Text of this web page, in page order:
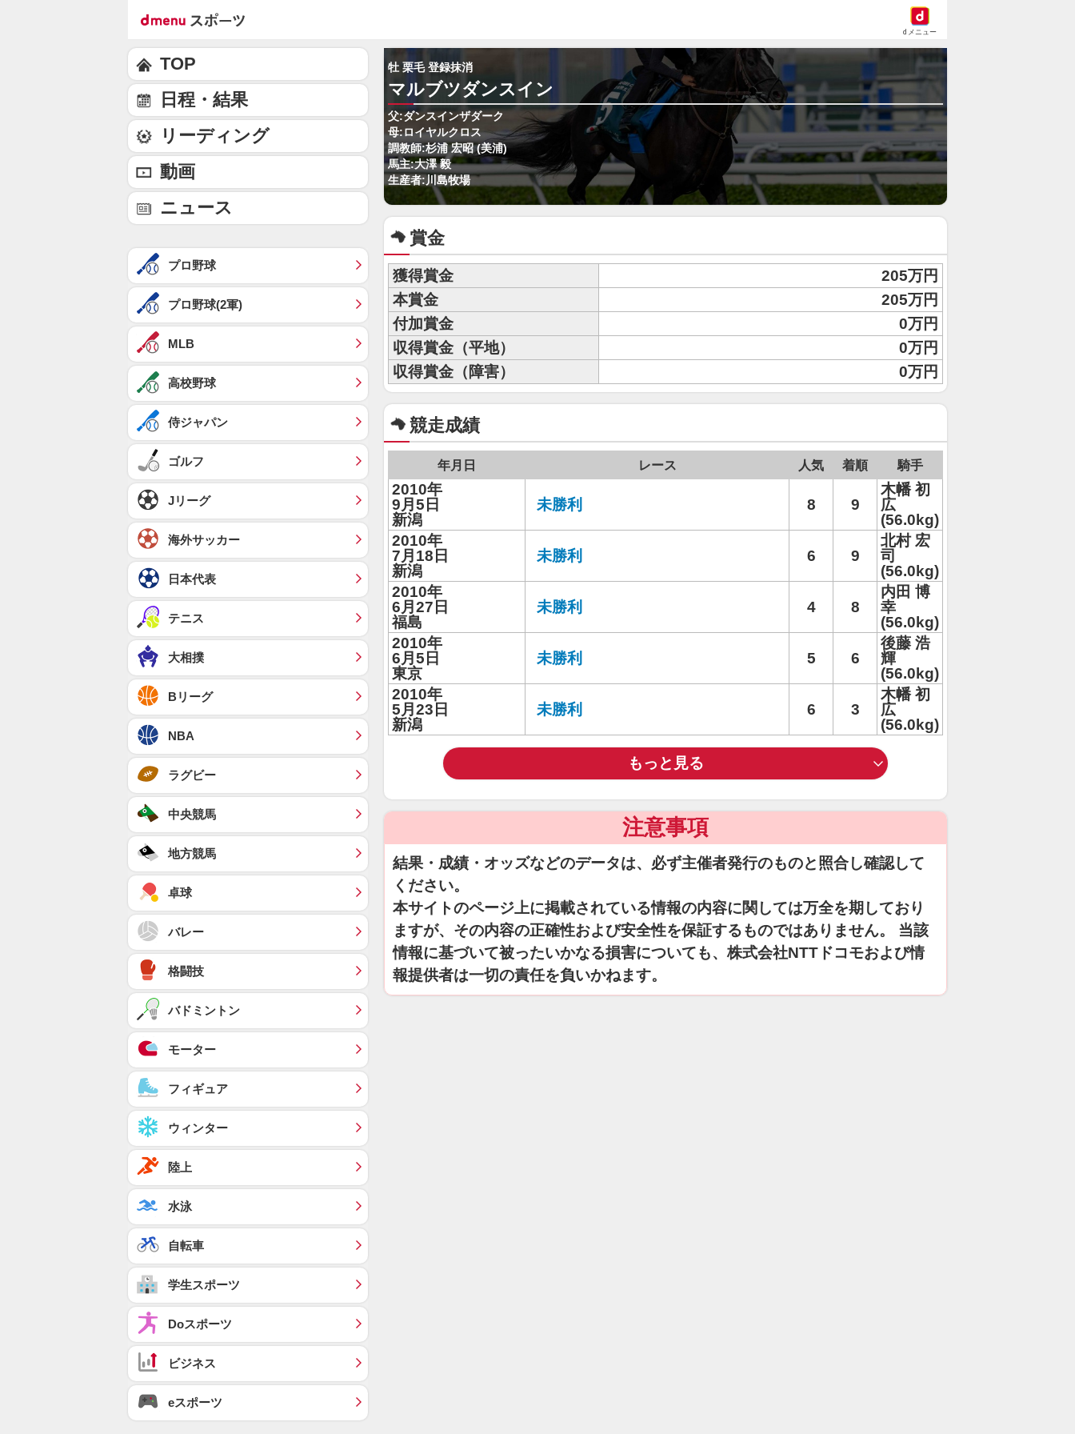
dメニュー
牡 栗毛 登録抹消
マルブツダンスイン
父:ダンスインザダーク
母:ロイヤルクロス
調教師:杉浦 宏昭 (美浦)
馬主:大澤 毅
生産者:川島牧場
賞金
獲得賞金
205万円
本賞金
205万円
付加賞金
0万円
収得賞金（平地）
0万円
収得賞金（障害）
0万円
競走成績
年月日 レース 人気 着順 騎手
2010年
9月5日
新潟
未勝利 8 9
木幡 初
広
(56.0kg)
2010年
7月18日
新潟
未勝利 6 9
北村 宏
司
(56.0kg)
2010年
6月27日
福島
未勝利 4 8
内田 博
幸
(56.0kg)
2010年
6月5日
東京
未勝利 5 6
後藤 浩
輝
(56.0kg)
2010年
5月23日
新潟
未勝利 6 3
木幡 初
広
(56.0kg)
もっと見る
注意事項
結果・成績・オッズなどのデータは、必ず主催者発行のものと照合し確認して
ください。
本サイトのページ上に掲載されている情報の内容に関しては万全を期しており
ますが、その内容の正確性および安全性を保証するものではありません。 当該
情報に基づいて被ったいかなる損害についても、株式会社NTTドコモおよび情
報提供者は一切の責任を負いかねます。
TOP
日程・結果
リーディング
動画
ニュース
プロ野球
プロ野球(2軍)
MLB
高校野球
侍ジャパン
ゴルフ
Jリーグ
海外サッカー
日本代表
テニス
大相撲
Bリーグ
NBA
ラグビー
中央競馬
地方競馬
卓球
バレー
格闘技
バドミントン
モーター
フィギュア
ウィンター
陸上
水泳
自転車
学生スポーツ
Doスポーツ
ビジネス
eスポーツ